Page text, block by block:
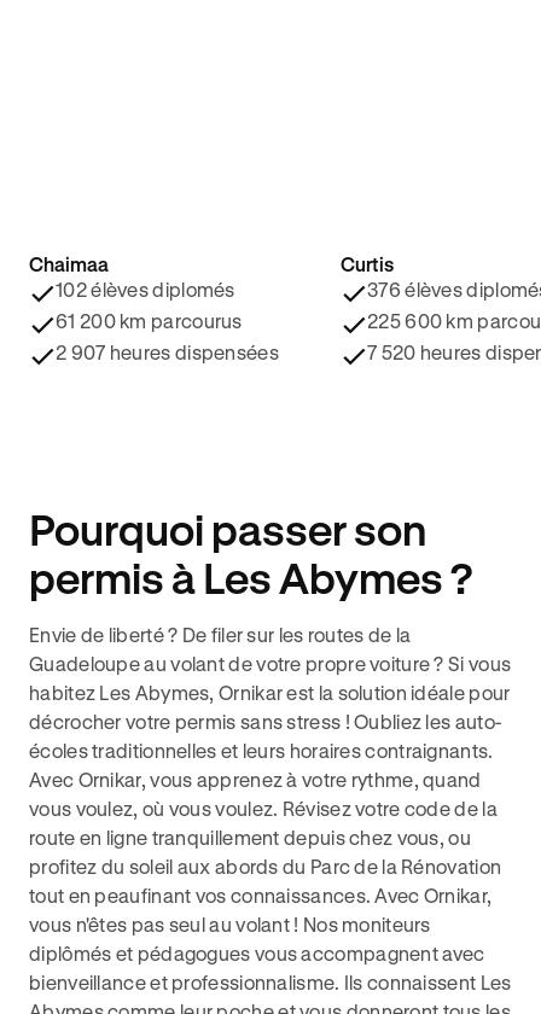
4.8/5 ⭐️
Chaimaa
102 élèves diplomés
61 200 km parcourus
2 907 heures dispensées
4.9/5 ⭐️
Curtis
376 élèves
225 600 km
7 520 heures
Pourquoi passer son
permis à Les Abymes ?
Envie de liberté ? De filer sur les routes de la
Guadeloupe au volant de votre propre voiture ? Si vous
habitez Les Abymes, Ornikar est la solution idéale pour
décrocher votre permis sans stress ! Oubliez les auto-
écoles traditionnelles et leurs horaires contraignants.
Avec Ornikar, vous apprenez à votre rythme, quand
vous voulez, où vous voulez. Révisez votre code de la
route en ligne tranquillement depuis chez vous, ou
profitez du soleil aux abords du Parc de la Rénovation
tout en peaufinant vos connaissances. Avec Ornikar,
vous n'êtes pas seul au volant ! Nos moniteurs
diplômés et pédagogues vous accompagnent avec
bienveillance et professionnalisme. Ils connaissent Les